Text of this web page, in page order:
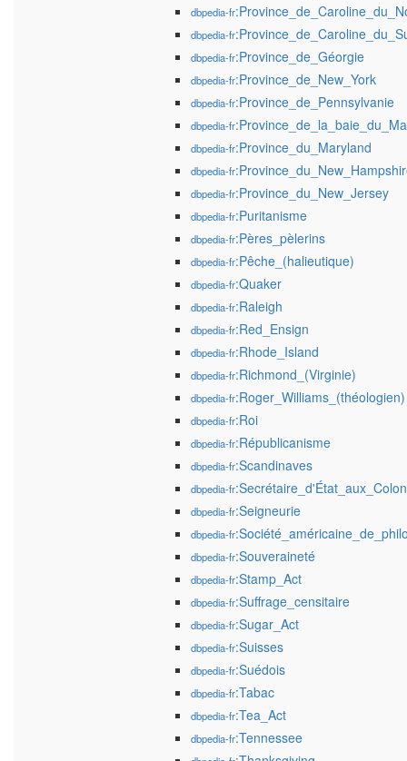
dbpedia-fr
dbpedia-fr
dbpedia-fr:Province_de_Géorgie
dbpedia-fr:Province_de_New_York
dbpedia-fr:Province_de_Pennsylvanie
dbpedia-fr
dbpedia-fr:Province_du_Maryland
dbpedia-fr
dbpedia-fr:Province_du_New_Jersey
dbpedia-fr:Puritanisme
dbpedia-fr:Pères_pèlerins
dbpedia-fr:Pêche_(halieutique)
dbpedia-fr:Quaker
dbpedia-fr:Raleigh
dbpedia-fr:Red_Ensign
dbpedia-fr:Rhode_Island
dbpedia-fr:Richmond_(Virginie)
dbpedia-fr:Roger_Williams_(théologien)
dbpedia-fr:Roi
dbpedia-fr:Républicanisme
dbpedia-fr:Scandinaves
dbpedia-fr
dbpedia-fr:Seigneurie
dbpedia-fr
dbpedia-fr:Souveraineté
dbpedia-fr:Stamp_Act
dbpedia-fr:Suffrage_censitaire
dbpedia-fr:Sugar_Act
dbpedia-fr:Suisses
dbpedia-fr:Suédois
dbpedia-fr:Tabac
dbpedia-fr:Tea_Act
dbpedia-fr:Tennessee